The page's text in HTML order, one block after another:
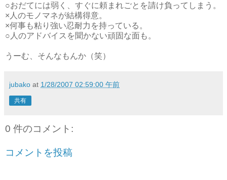
○おだてには弱く、すぐに頼まれごとを請け負ってしまう。
×人のモノマネが結構得意。
×何事も粘り強い忍耐力を持っている。
○人のアドバイスを聞かない頑固な面も。
うーむ、そんなもんか（笑）
jubako at 1/28/2007 02:59:00 午前
共有
0 件のコメント:
コメントを投稿